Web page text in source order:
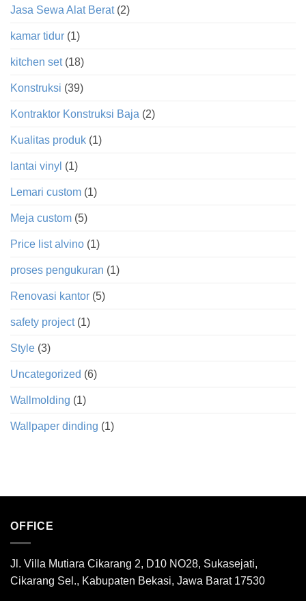
Jasa Sewa Alat Berat(2)
kamar tidur (1)
kitchen set(18)
Konstruksi (39)
Kontraktor Konstruksi Baja (2)
Kualitas produk (1)
lantai vinyl (1)
Lemari custom (1)
Meja custom (5)
Price list alvino (1)
proses pengukuran (1)
Renovasi kantor (5)
safety project(1)
Style (3)
Uncategorized (6)
Wallmolding (1)
Wallpaper dinding (1)
OFFICE
Jl. Villa Mutiara Cikarang 2, D10 NO28, Sukasejati,
Cikarang Sel., Kabupaten Bekasi, Jawa Barat 17530